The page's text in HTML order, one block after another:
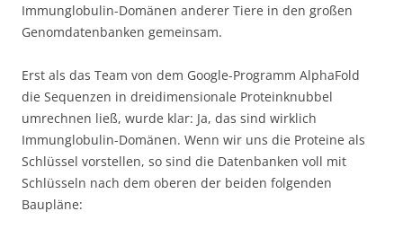
Immunglobulin-Domänen anderer Tiere in den großen
Genomdatenbanken gemeinsam.
Erst als das Team von dem Google-Programm AlphaFold
die Sequenzen in dreidimensionale Proteinknubbel
umrechnen ließ, wurde klar: Ja, das sind wirklich
Immunglobulin-Domänen. Wenn wir uns die Proteine als
Schlüssel vorstellen, so sind die Datenbanken voll mit
Schlüsseln nach dem oberen der beiden folgenden
Baupläne: